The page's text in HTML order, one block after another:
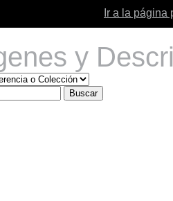
Ir a la página
y